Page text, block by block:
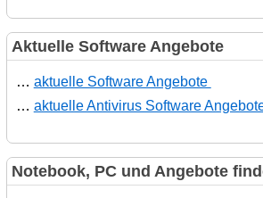
Aktuelle Software Angebote
… aktuelle Software Angebote
… aktuelle Antivirus Software
Notebook, PC und Angebote